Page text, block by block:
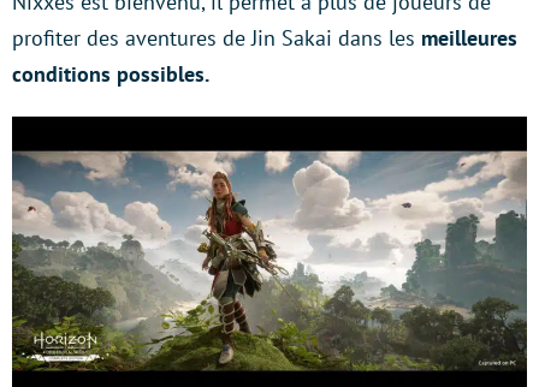
profiter des aventures de Jin Sakai dans les meilleures
conditions possibles.